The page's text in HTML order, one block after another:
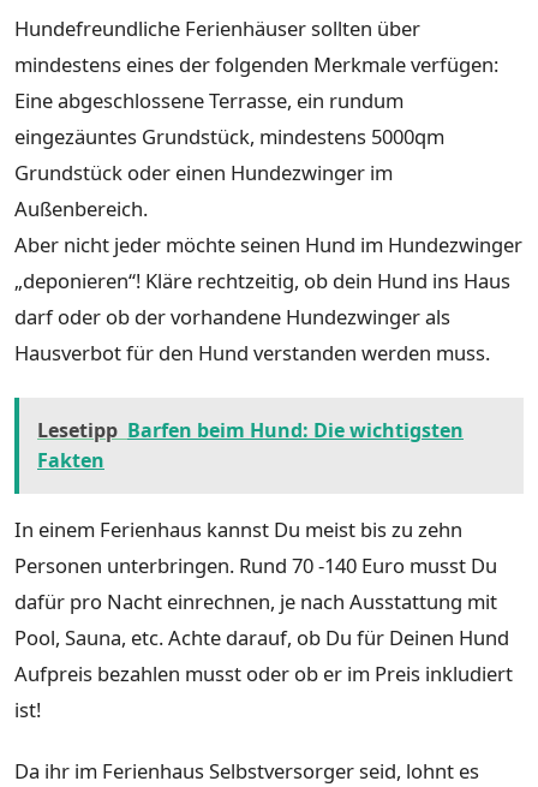
Hundefreundliche Ferienhäuser sollten über
mindestens eines der folgenden Merkmale verfügen:
Eine abgeschlossene Terrasse, ein rundum
eingezäuntes Grundstück, mindestens 5000qm
Grundstück oder einen Hundezwinger im
Außenbereich.
Aber nicht jeder möchte seinen Hund im Hundezwinger
„deponieren“! Kläre rechtzeitig, ob dein Hund ins Haus
darf oder ob der vorhandene Hundezwinger als
Hausverbot für den Hund verstanden werden muss.
Lesetipp Barfen beim Hund: Die wichtigsten
Fakten
In einem Ferienhaus kannst Du meist bis zu zehn
Personen unterbringen. Rund 70 -140 Euro musst Du
dafür pro Nacht einrechnen, je nach Ausstattung mit
Pool, Sauna, etc. Achte darauf, ob Du für Deinen Hund
Aufpreis bezahlen musst oder ob er im Preis inkludiert
ist!
Da ihr im Ferienhaus Selbstversorger seid, lohnt es